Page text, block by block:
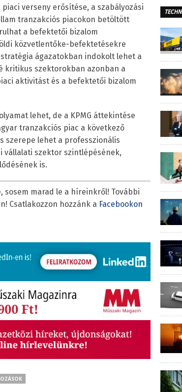
verseny erősítése, a szabályozási
tranzakciós piacokon betöltött
a befektetői bizalom
közvetlentőke-befektetésekre
ágazatokban indokolt lehet a
kritikus szektorokban azonban a
aktivitást és a befektetői bizalom
lehet, de a KPMG áttekintése
tranzakciós piac a következő
szerepe lehet a professzionális
vállalati szektor szintlépésének,
is.
, sosem marad le a híreinkről! További
Csatlakozzon hozzánk a Facebookon